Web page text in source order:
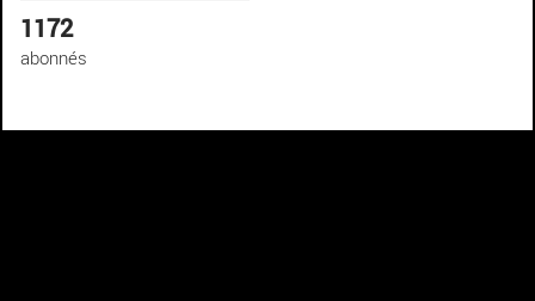
1172
abonnés